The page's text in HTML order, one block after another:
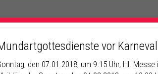
vor Karneval
den 07.01.2018, um 9.15 Uhr, Hl.